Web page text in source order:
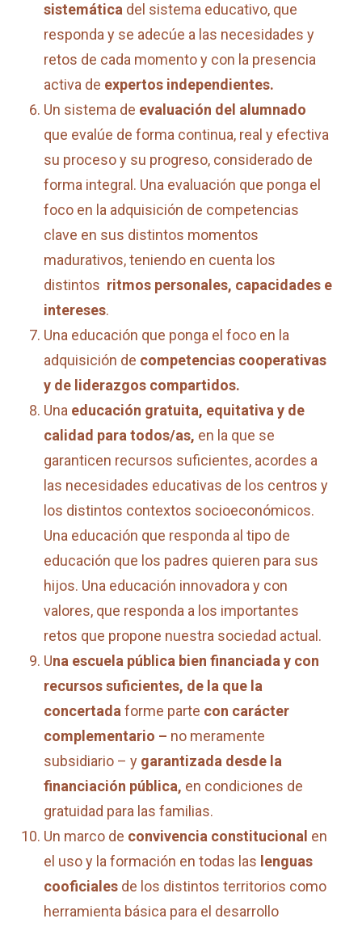
sistemática del sistema educativo, que
responda y se adecúe a las necesidades y
retos de cada momento y con la presencia
activa de expertos independientes.
Un sistema de evaluación del alumnado
que evalúe de forma continua, real y efectiva
su proceso y su progreso, considerado de
forma integral. Una evaluación que ponga el
foco en la adquisición de competencias
clave en sus distintos momentos
madurativos, teniendo en cuenta los
distintos ritmos personales, capacidades e
intereses.
Una educación que ponga el foco en la
adquisición de competencias cooperativas
y de liderazgos compartidos.
Una educación gratuita, equitativa y de
calidad para todos/as, en la que se
garanticen recursos suficientes, acordes a
las necesidades educativas de los centros y
los distintos contextos socioeconómicos.
Una educación que responda al tipo de
educación que los padres quieren para sus
hijos. Una educación innovadora y con
valores, que responda a los importantes
retos que propone nuestra sociedad actual.
Una escuela pública bien financiada y con
recursos suficientes, de la que la
concertada forme parte con carácter
complementario – no meramente
subsidiario – y garantizada desde la
financiación pública, en condiciones de
gratuidad para las familias.
Un marco de convivencia constitucional en
el uso y la formación en todas las lenguas
cooficiales de los distintos territorios como
herramienta básica para el desarrollo